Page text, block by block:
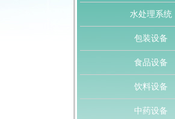
水处理系统
包装设备
食品设备
饮料设备
中药设备